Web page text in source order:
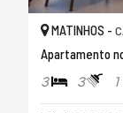
MATINHOS -
Apartamento
3 3 1